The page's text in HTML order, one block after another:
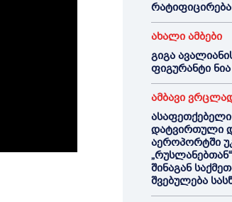
ახალი ამბები
გიგა
ფიგურანტი ნია
ამბავი
დატვირთული
აეროპორტში
შინაგან
შვებულება